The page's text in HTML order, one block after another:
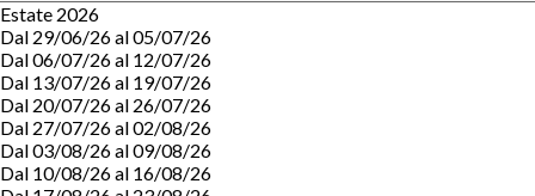
Estate 2026
Dal 29/06/26 al 05/07/26
Dal 06/07/26 al 12/07/26
Dal 13/07/26 al 19/07/26
Dal 20/07/26 al 26/07/26
Dal 27/07/26 al 02/08/26
Dal 03/08/26 al 09/08/26
Dal 10/08/26 al 16/08/26